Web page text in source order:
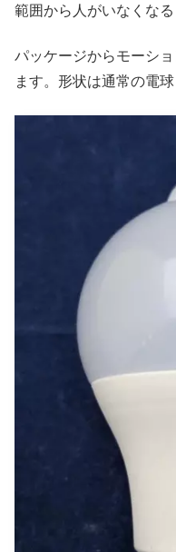
範囲から人がいなくな
パッケージからモーシ
ます。形状は通常の電